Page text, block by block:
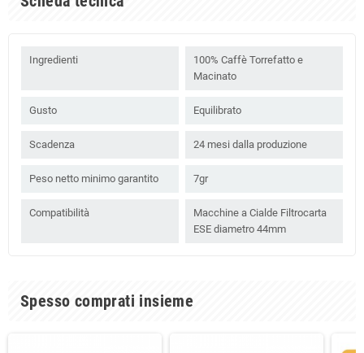
Ingredienti
100% Caffè Torrefatto e
Macinato
Gusto Equilibrato
Scadenza 24 mesi dalla produzione
Peso netto minimo garantito 7gr
Compatibilità
Macchine a Cialde Filtrocarta
ESE diametro 44mm
Spesso comprati insieme